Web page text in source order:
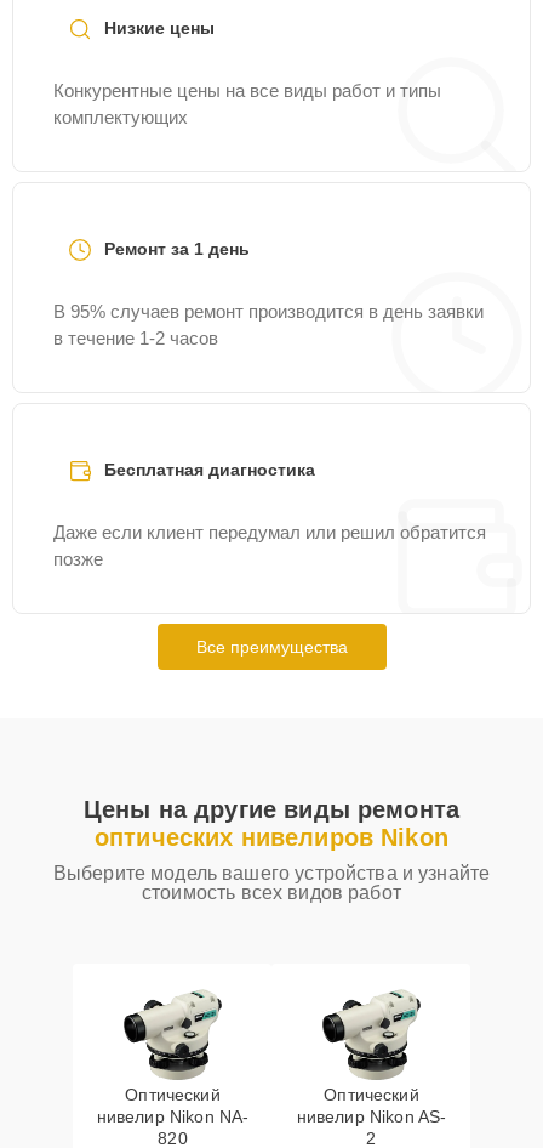
Низкие цены
Конкурентные цены на все виды работ и типы
комплектующих
Ремонт за 1 день
В 95% случаев ремонт производится в день заявки
в течение 1-2 часов
Бесплатная диагностика
Даже если клиент передумал или решил обратится
позже
Все преимущества
Цены на другие виды ремонта
оптических нивелиров Nikon
Выберите модель вашего устройства и узнайте
стоимость всех видов работ
Оптический
нивелир Nikon NA-
820
Оптический
нивелир Nikon AS-
2